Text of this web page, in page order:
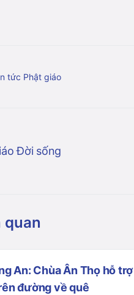
tức Phật giáo
Đời sống
quan
An: Chùa Ân Thọ hỗ trợ
đường về quê